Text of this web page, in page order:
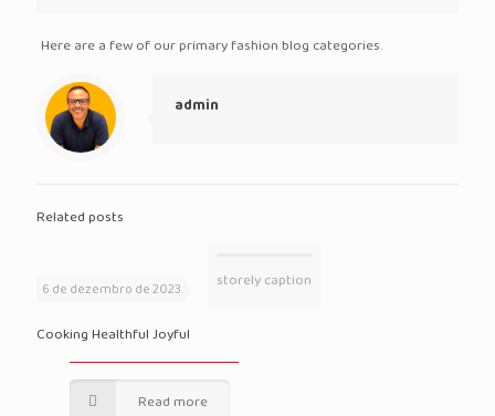
Here are a few of our primary fashion blog categories.
admin
Related posts
storely caption
6 de dezembro de 2023
Cooking Healthful Joyful
Read more